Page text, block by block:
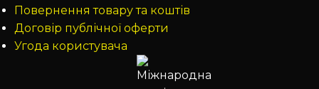
Повернення товару та коштів
Договір публічної оферти
Угода користувача